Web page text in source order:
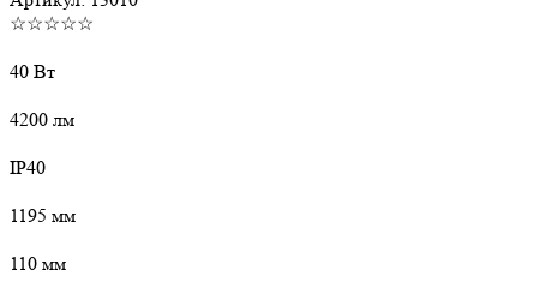
☆☆☆☆☆
40 Вт
4200 лм
IP40
1195 мм
110 мм